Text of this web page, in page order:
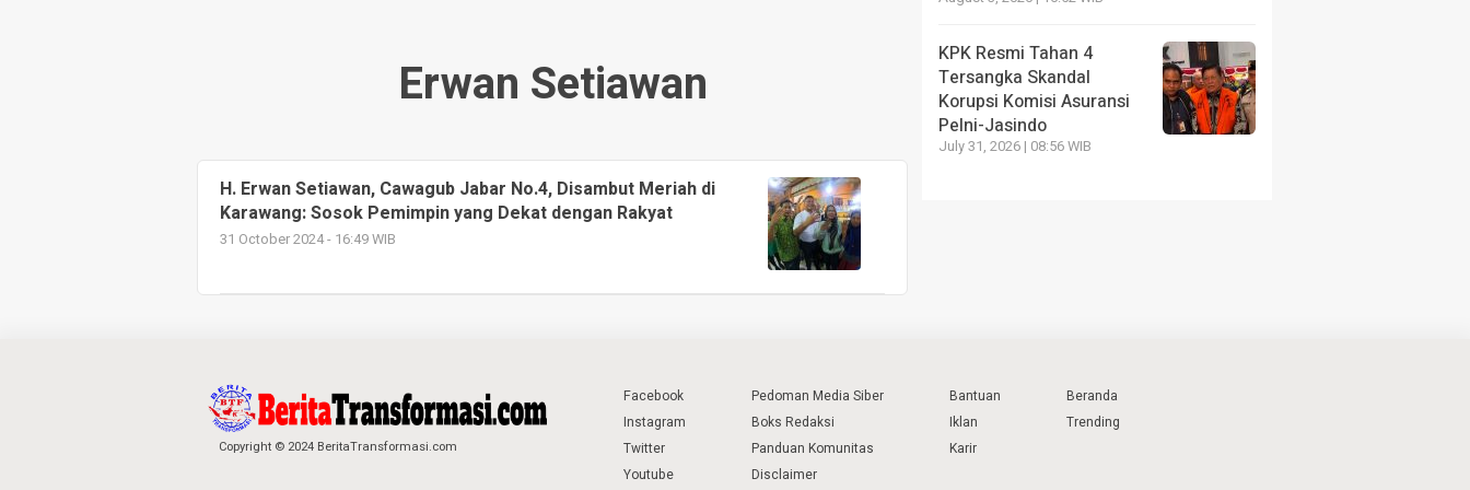
Erwan Setiawan
H. Erwan Setiawan, Cawagub Jabar No.4, Disambut Meriah di
Karawang: Sosok Pemimpin yang Dekat dengan Rakyat
31 October 2024 - 16:49 WIB
KPK Resmi Tahan 4
Tersangka Skandal
Korupsi Komisi Asuransi
Pelni-Jasindo
July 31, 2026 | 08:56 WIB
Copyright © 2024 BeritaTransformasi.com
Facebook
Instagram
Twitter
Youtube
Pedoman Media Siber
Boks Redaksi
Panduan Komunitas
Disclaimer
Bantuan
Iklan
Karir
Beranda
Trending